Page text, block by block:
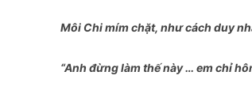
Môi Chi mím chặt, như cách duy
“Anh đừng làm thế này … em chỉ